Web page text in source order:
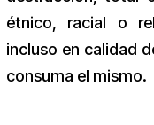
étnico, racial o
incluso en calidad
consuma el mismo.